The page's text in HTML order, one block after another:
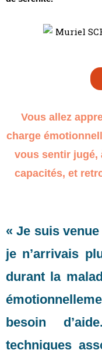
Vous allez
charge
vous sentir jugé,
capacités, et
« Je suis
je n’arrivais
durant la
besoin
techniques